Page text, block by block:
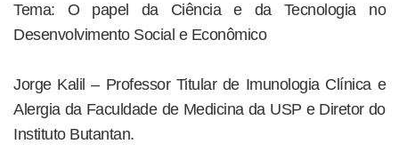
Tema: O papel da Ciência e da Tecnologia no
Desenvolvimento Social e Econômico
Jorge Kalil – Professor Titular de Imunologia Clínica e
Alergia da Faculdade de Medicina da USP e Diretor do
Instituto Butantan.